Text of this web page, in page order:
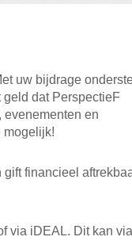
uw bijdrage
dat PerspectieF
evenementen en
mogelijk!
financieel
via iDEAL. Dit kan via